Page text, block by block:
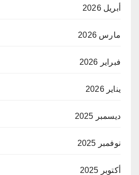
أبريل 2026
مارس 2026
فبراير 2026
يناير 2026
ديسمبر 2025
نوفمبر 2025
أكتوبر 2025